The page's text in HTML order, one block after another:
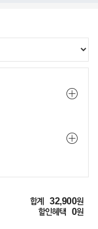
합계 32,900원
할인혜택
0원